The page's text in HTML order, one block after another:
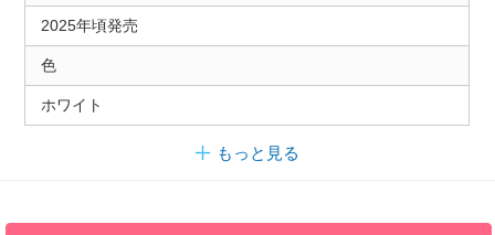
2025年頃発売
色
ホワイト
もっと見る